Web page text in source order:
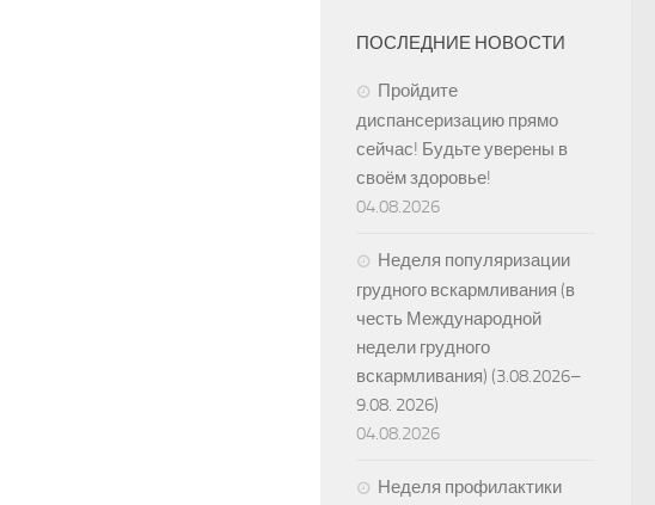
ПОСЛЕДНИЕ НОВОСТИ
Пройдите
диспансеризацию прямо
сейчас! Будьте уверены в
своём здоровье!
04.08.2026
Неделя популяризации
грудного вскармливания (в
честь Международной
недели грудного
вскармливания) (3.08.2026–
9.08. 2026)
04.08.2026
Неделя профилактики